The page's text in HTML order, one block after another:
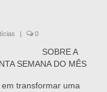
| 0
SOBRE A
SEMANA DO MÊS
em transformar uma